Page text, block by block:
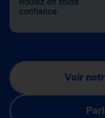
confiance
Voir